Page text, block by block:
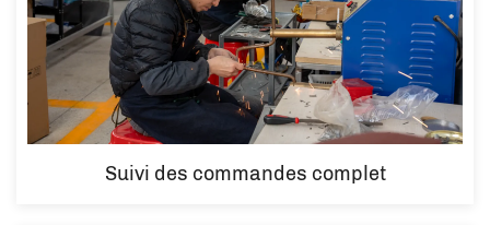
Suivi des commandes complet